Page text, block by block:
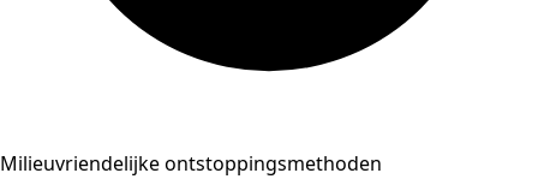
Milieuvriendelijke ontstoppingsmethoden